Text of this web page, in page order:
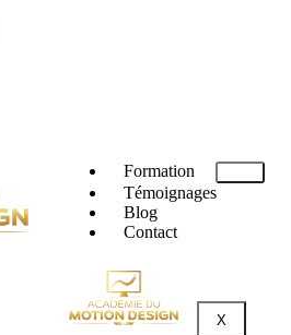
Formation
Témoignages
Blog
Contact
X